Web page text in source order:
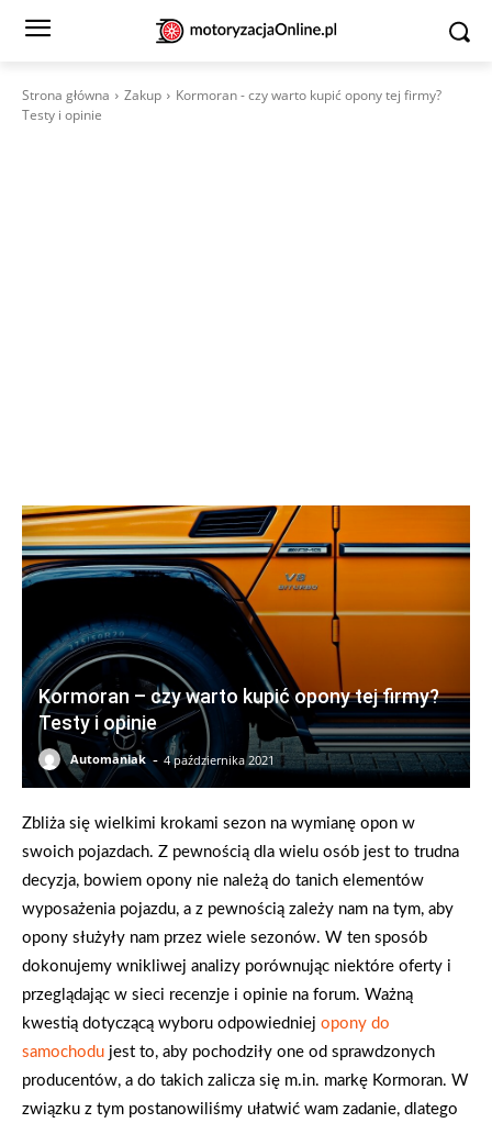
Strona główna Zakup
Kormoran - czy warto kupić opony tej firmy?
Testy i opinie
Kormoran – czy warto kupić opony tej firmy?
Testy i opinie
Automaniak - 4 października 2021
Zbliża się wielkimi krokami sezon na wymianę opon w
swoich pojazdach. Z pewnością dla wielu osób jest to trudna
decyzja, bowiem opony nie należą do tanich elementów
wyposażenia pojazdu, a z pewnością zależy nam na tym, aby
opony służyły nam przez wiele sezonów. W ten sposób
dokonujemy wnikliwej analizy porównując niektóre oferty i
przeglądając w sieci recenzje i opinie na forum. Ważną
kwestią dotyczącą wyboru odpowiedniej opony do
samochodu jest to, aby pochodziły one od sprawdzonych
producentów, a do takich zalicza się m.in. markę Kormoran. W
związku z tym postanowiliśmy ułatwić wam zadanie, dlatego